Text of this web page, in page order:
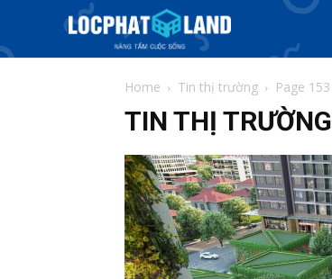
Home Tin thị trường Page 153
TIN THỊ TRƯỜNG